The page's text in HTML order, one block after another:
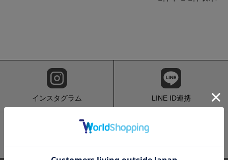
インスタグラム LINE ID連携
メルマガ会員登録